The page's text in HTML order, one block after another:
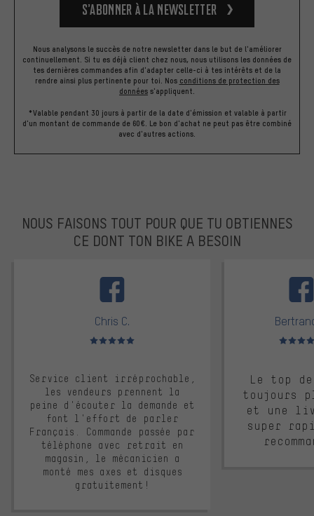
S’abonner à la newsletter
Nous analysons le succès de notre newsletter dans le but de l'améliorer
continuellement. Si tu es déjà client chez nous, nous utilisons les données de
tes dernières commandes afin d'adapter celle-ci à tes intérêts et de la
rendre ainsi plus pertinente pour toi. Nos conditions de protection des
données s'appliquent.
*Valable pendant 30 jours à partir de la date d'émission et valable à partir
d'un montant de commande de 60€. Le bon d'achat ne peut pas être combiné
avec d'autres actions.
NOUS FAISONS TOUT POUR QUE TU OBTIENNES
CE DONT TON BIKE A BESOIN
Chris C.
Note moyenne : 5 sur 5
Service client irréprochable,
les vendeurs prennent la
peine d'écouter la demande et
font l'effort de parler
Français. Commande passée par
téléphone avec retrait en
magasin, le mécanicien a
monté mes axes et disques
gratuitement!
Note
Le top
toujours
et une
super